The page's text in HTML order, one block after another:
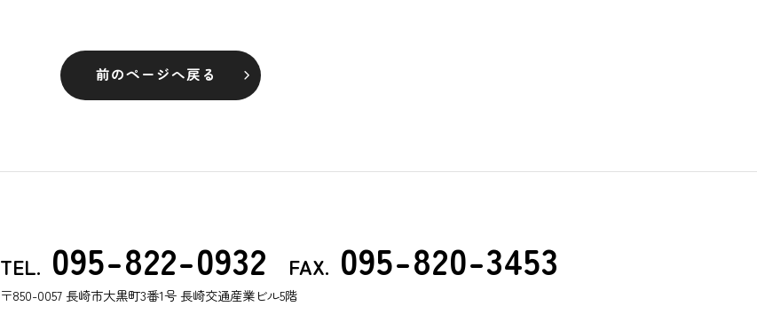
前のページへ戻る
TEL. 095-822-0932 FAX. 095-820-3453
〒850-0057 長崎市大黒町3番1号 長崎交通産業ビル5階